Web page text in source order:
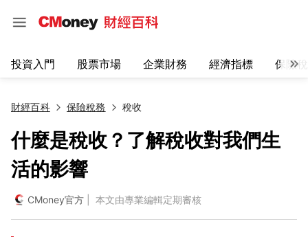
投資入門 股票市場 企業財務 經濟指標 保險
財經百科 保險稅務 稅收
什麼是稅收？了解稅收對我們生
活的影響
CMoney官方 | 本文由專業編輯定期審核